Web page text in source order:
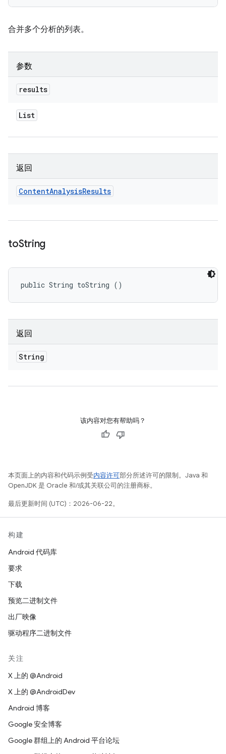
合并多个分析的列表。
参数
results
List
返回
ContentAnalysisResults
toString
public String toString ()
返回
String
该内容对您有帮助吗？
本页面上的内容和代码示例受内容许可部分所述许可的限制。Java 和
OpenJDK 是 Oracle 和/或其关联公司的注册商标。
最后更新时间 (UTC)：2026-06-22。
构建
Android 代码库
要求
下载
预览二进制文件
出厂映像
驱动程序二进制文件
关注
X 上的 @Android
X 上的 @AndroidDev
Android 博客
Google 安全博客
Google 群组上的 Android 平台论坛